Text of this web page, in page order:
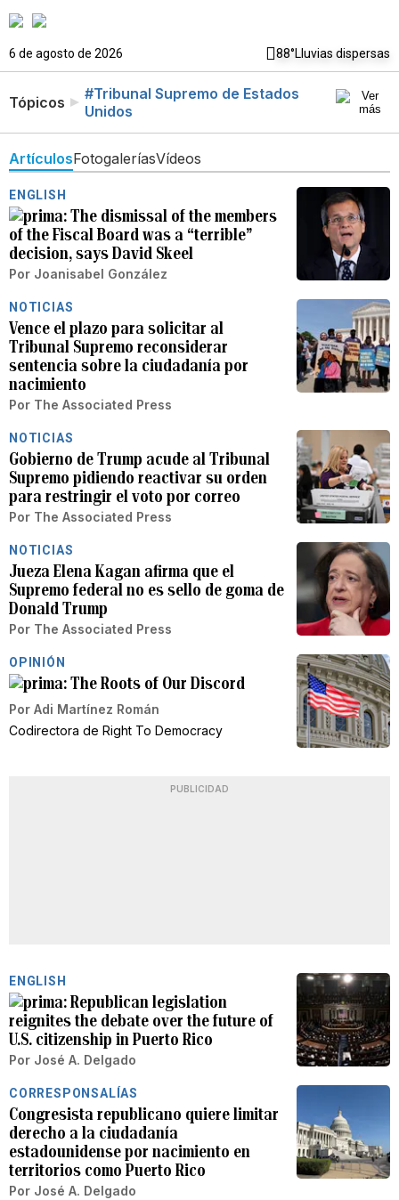
6 de agosto de 2026 88°Lluvias dispersas
Tópicos
#Tribunal Supremo de Estados
Unidos
ArtículosFotogaleríasVídeos
ENGLISH
The dismissal of the members
of the Fiscal Board was a “terrible”
decision, says David Skeel
Por Joanisabel González
NOTICIAS
Vence el plazo para solicitar al
Tribunal Supremo reconsiderar
sentencia sobre la ciudadanía por
nacimiento
Por The Associated Press
NOTICIAS
Gobierno de Trump acude al Tribunal
Supremo pidiendo reactivar su orden
para restringir el voto por correo
Por The Associated Press
NOTICIAS
Jueza Elena Kagan afirma que el
Supremo federal no es sello de goma de
Donald Trump
Por The Associated Press
OPINIÓN
The Roots of Our Discord
Por Adi Martínez Román
Codirectora de Right To Democracy
PUBLICIDAD
ENGLISH
Republican legislation
reignites the debate over the future of
U.S. citizenship in Puerto Rico
Por José A. Delgado
CORRESPONSALÍAS
Congresista republicano quiere limitar
derecho a la ciudadanía
estadounidense por nacimiento en
territorios como Puerto Rico
Por José A. Delgado